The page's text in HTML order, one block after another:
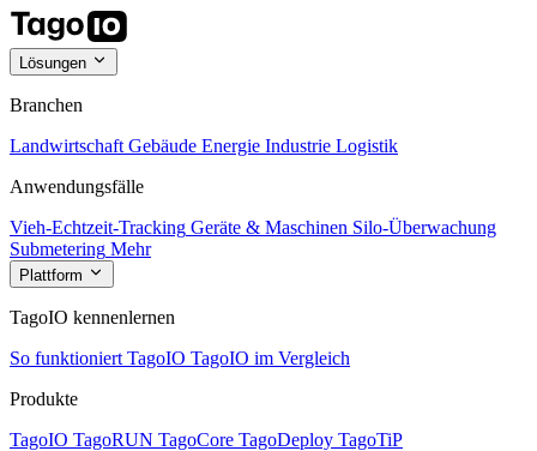
Lösungen
Branchen
Landwirtschaft Gebäude Energie Industrie Logistik
Anwendungsfälle
Vieh-Echtzeit-Tracking Geräte & Maschinen Silo-Überwachung
Submetering Mehr
Plattform
TagoIO kennenlernen
So funktioniert TagoIO TagoIO im Vergleich
Produkte
TagoIO TagoRUN TagoCore TagoDeploy TagoTiP